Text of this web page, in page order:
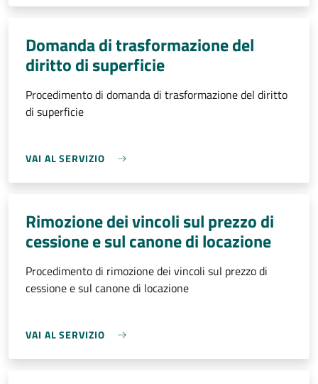
Domanda di trasformazione del
diritto di superficie
Procedimento di domanda di trasformazione del diritto
di superficie
VAI AL SERVIZIO
Rimozione dei vincoli sul prezzo di
cessione e sul canone di locazione
Procedimento di rimozione dei vincoli sul prezzo di
cessione e sul canone di locazione
VAI AL SERVIZIO